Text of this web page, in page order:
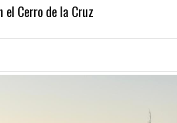
Cerro de la Cruz